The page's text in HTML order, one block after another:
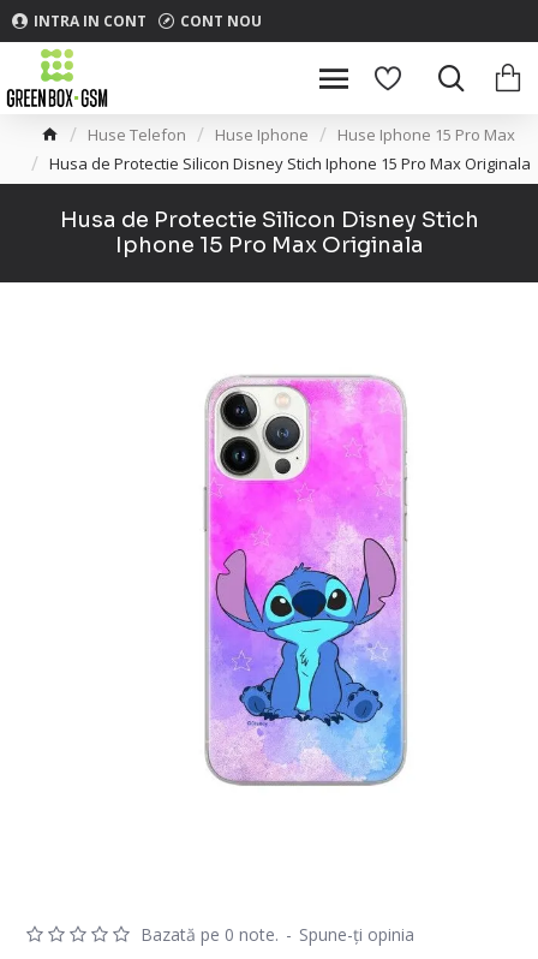
INTRA IN CONT CONT NOU
Huse Telefon Huse Iphone
Huse Iphone 15 Pro Max
Husa de Protectie Silicon Disney Stich Iphone 15 Pro Max Originala
Husa de Protectie Silicon Disney Stich
Iphone 15 Pro Max Originala
Bazată pe 0 note. - Spune-ţi opinia